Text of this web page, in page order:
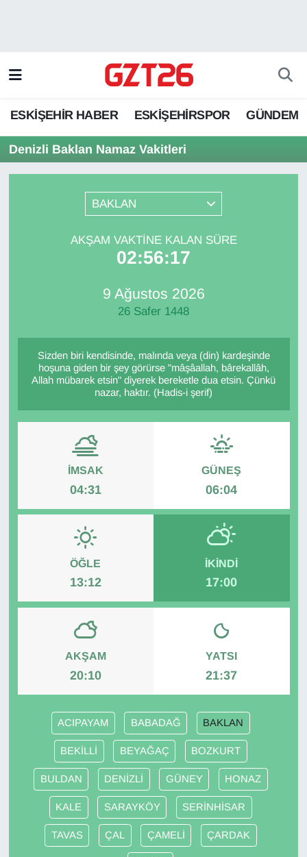
ESKİŞEHİR HABER ESKİŞEHİRSPOR GÜNDEM
Denizli Baklan Namaz Vakitleri
BAKLAN
AKŞAM VAKTINE KALAN SÜRE
02:56:17
9 Ağustos 2026
26 Safer 1448
Sizden biri kendisinde, malında veya (din) kardeşinde
hoşuna giden bir şey görürse "mâşâallah, bârekallâh,
Allah mübarek etsin" diyerek bereketle dua etsin. Çünkü
nazar, haktır. (Hadis-i şerif)
İMSAK
04:31
GÜNEŞ
06:04
ÖĞLE
13:12
İKINDI
17:00
AKŞAM
20:10
YATSI
21:37
ACIPAYAM BABADAĞ BAKLAN
BEKİLLİ BEYAĞAÇ BOZKURT
BULDAN DENİZLİ GÜNEY HONAZ
KALE SARAYKÖY SERİNHİSAR
TAVAS ÇAL ÇAMELİ ÇARDAK
ESKİŞEHİRSPOR
GÜNDEM
SPOR
Odunpazarı Trafik Yoğunluk Haritası
Süper Lig Puan Durumu ve Fikstür
Tüm Manşetler
Son Dakika Haberleri